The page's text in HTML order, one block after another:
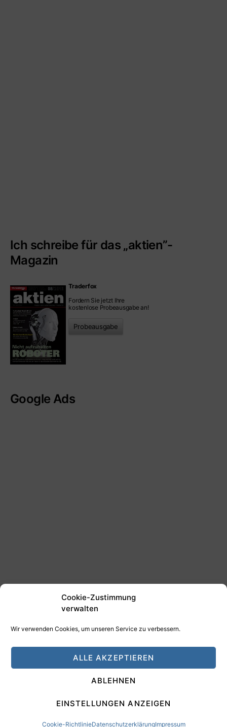
Cookie-Zustimmung
verwalten
Wir verwenden Cookies, um unseren Service zu verbessern.
ALLE AKZEPTIEREN
ABLEHNEN
EINSTELLUNGEN ANZEIGEN
Cookie-RichtlinieDatenschutzerklärungImpressum
Ich schreibe für das „aktien”-
Magazin
Traderfox
Fordern Sie jetzt Ihre
kostenlose Probeausgabe an!
Probeausgabe
Google Ads
HAMANN DESIGN - Digitale Medien
Impressum Datenschutz